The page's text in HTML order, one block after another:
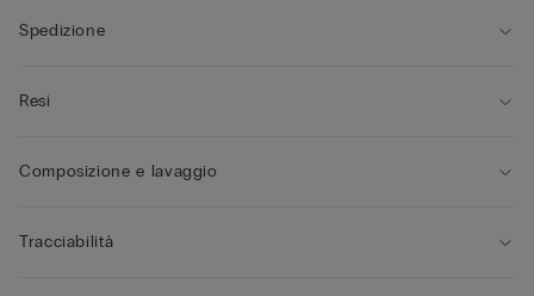
Spedizione
Resi
Composizione e lavaggio
Tracciabilità